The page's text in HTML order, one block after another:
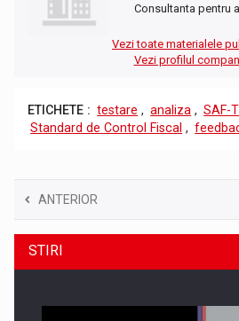
Consultanta pentru
Vezi toate materialele
Vezi profilul
ETICHETE : testare , analiza , SAF-T
Standard de Control Fiscal ,
ANTERIOR
STIRI